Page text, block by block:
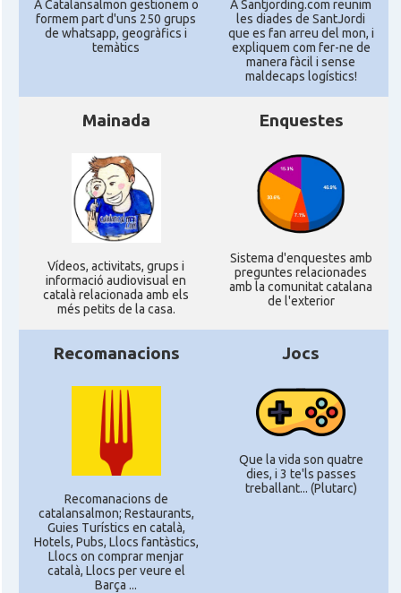
A Catalansalmon gestionem o
formem part d'uns 250 grups
de whatsapp, geogràfics i
temàtics
A Santjording.com reunim
les diades de SantJordi
que es fan arreu del mon, i
expliquem com fer-ne de
manera fàcil i sense
maldecaps logí­stics!
Mainada
Ví­deos, activitats, grups i
informació audiovisual en
català relacionada amb els
més petits de la casa.
Enquestes
Sistema d'enquestes amb
preguntes relacionades
amb la comunitat catalana
de l'exterior
Recomanacions
Recomanacions de
catalansalmon; Restaurants,
Guies Turístics en català,
Hotels, Pubs, Llocs fantàstics,
Llocs on comprar menjar
català, Llocs per veure el
Barça ...
Jocs
Que la vida son quatre
dies, i 3 te'ls passes
treballant... (Plutarc)